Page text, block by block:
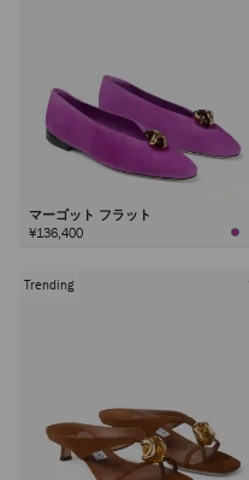
マーゴット フラット
¥136,400
Trending